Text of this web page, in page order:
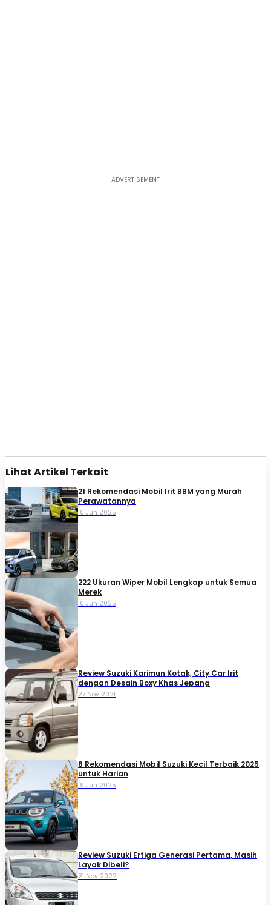
Lihat Artikel Terkait
21 Rekomendasi Mobil Irit BBM yang Murah
Perawatannya
10 Jun 2025
222 Ukuran Wiper Mobil Lengkap untuk Semua
Merek
10 Jun 2025
Review Suzuki Karimun Kotak, City Car Irit
dengan Desain Boxy Khas Jepang
27 Nov 2021
8 Rekomendasi Mobil Suzuki Kecil Terbaik 2025
untuk Harian
19 Jun 2025
Review Suzuki Ertiga Generasi Pertama, Masih
Layak Dibeli?
21 Nov 2022